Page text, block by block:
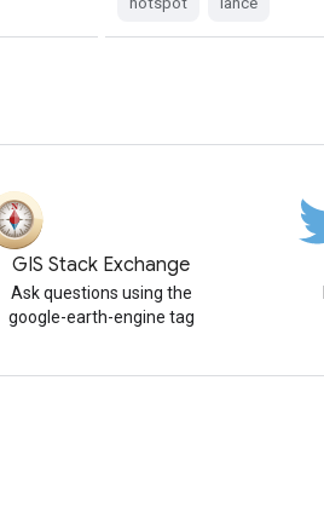
GIS Stack Exchange
Ask questions using the
google-earth-engine tag